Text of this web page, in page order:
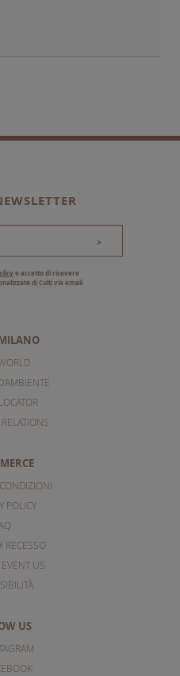
POLICY
RECESSO
US
US
>
e accetto di ricevere
di Culti via email